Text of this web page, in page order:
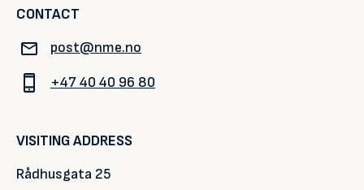
CONTACT
post@nme.no
+47 40 40 96 80
VISITING ADDRESS
Rådhusgata 25